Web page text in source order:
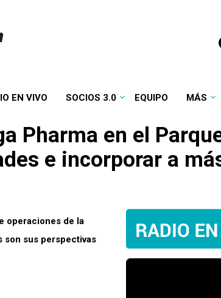
EN VIVO SOCIOS 3.0 EQUIPO MÁS
Pharma en el
e incorporar a
operaciones de la
son sus perspectivas